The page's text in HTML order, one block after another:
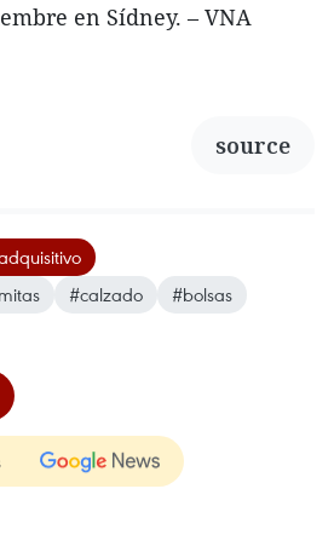
en Sídney. – VNA
source
#calzado
#bolsas